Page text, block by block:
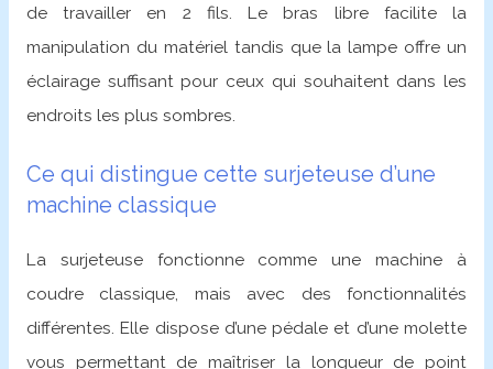
de travailler en 2 fils. Le bras libre facilite la
manipulation du matériel tandis que la lampe offre un
éclairage suffisant pour ceux qui souhaitent dans les
endroits les plus sombres.
Ce qui distingue cette surjeteuse d’une
machine classique
La surjeteuse fonctionne comme une machine à
coudre classique, mais avec des fonctionnalités
différentes. Elle dispose d’une pédale et d’une molette
vous permettant de maîtriser la longueur de point